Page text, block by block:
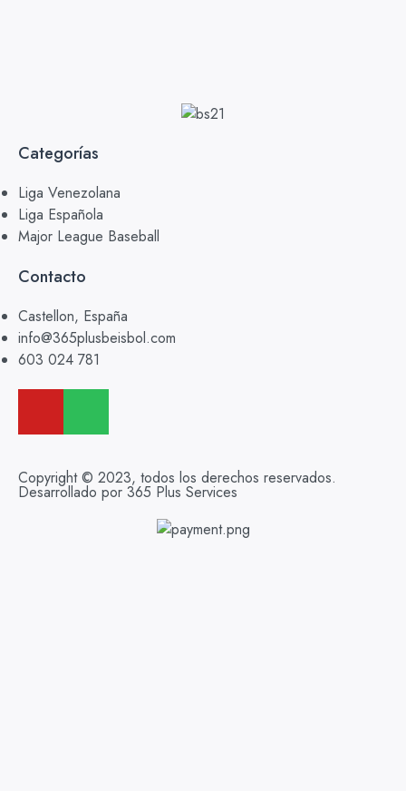
Categorías
Liga Venezolana
Liga Española
Major League Baseball
Contacto
Castellon, España
info@365plusbeisbol.com
603 024 781
Copyright © 2023, todos los derechos reservados.
Desarrollado por 365 Plus Services